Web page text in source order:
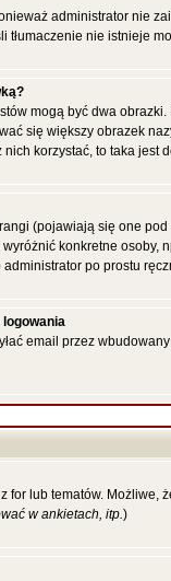
administrator nie
nie istnieje
mogą być dwa
się większy obrazek
korzystać, to taka
(pojawiają się one
konkretne
po prostu
email przez
for lub tematów.
w ankietach, itp.)